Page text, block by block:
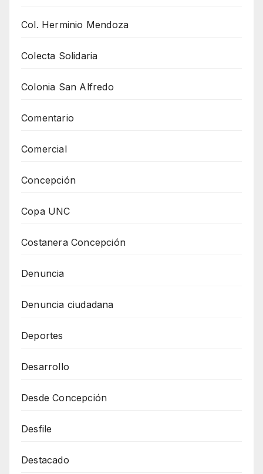
Col. Herminio Mendoza
Colecta Solidaria
Colonia San Alfredo
Comentario
Comercial
Concepción
Copa UNC
Costanera Concepción
Denuncia
Denuncia ciudadana
Deportes
Desarrollo
Desde Concepción
Desfile
Destacado